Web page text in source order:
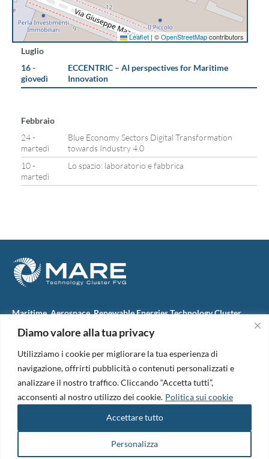
Diamo valore alla tua privacy
Utilizziamo i cookie per migliorare la tua esperienza di
navigazione, offrirti pubblicità o contenuti personalizzati e
analizzare il nostro traffico. Cliccando “Accetta tutti”,
acconsenti al nostro utilizzo dei cookie. Politica sui cookie
Personalizza
Accettare tutto
Leaflet | ©OpenStreetMapcontributors
Luglio
16 -
giovedì
ECCENTRIC – AI perspectives for Maritime
Innovation
Febbraio
24 -
martedì
Blue Economy Sectors Digital Transformation
towards Industry 4.0
10 -
martedì
Lo spazio: laboratorio e fabbrica
Maritime, Aerospace, Renewable Energies Technology Cluster
M.A.R.E. TC FVG S.c.ar.l.
34074 Monfalcone (Italy)
tel. +39 0481 723440
Codice Fiscale e Partita Iva: 01138620313
PEC:marefvg@legalmail.it
Codice univoco per i pagamenti: M5UXCR1
Copyright 2026. Design and development by
Informativa Privacy|Cookie Policy|Amm. Trasparente|Bandi &